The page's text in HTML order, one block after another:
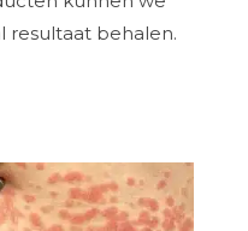
resultaat behalen.